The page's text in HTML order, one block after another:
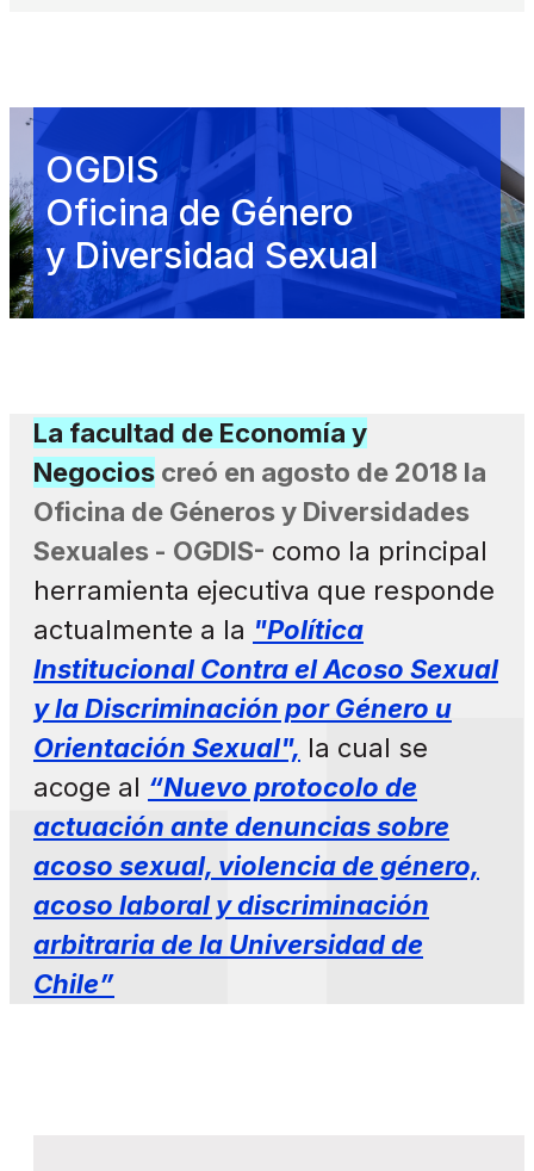
OGDIS
Oficina de Género
y Diversidad Sexual
La facultad de Economía y
Negocios creó en agosto de 2018 la
Oficina de Géneros y Diversidades
Sexuales - OGDIS- como la principal
herramienta ejecutiva que responde
actualmente a la "Política
Institucional Contra el Acoso Sexual
y la Discriminación por Género u
Orientación Sexual", la cual se
acoge al “Nuevo protocolo de
actuación ante denuncias sobre
acoso sexual, violencia de género,
acoso laboral y discriminación
arbitraria de la Universidad de
Chile”